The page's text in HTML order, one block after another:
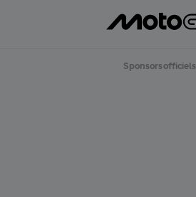
Sponsors officiels